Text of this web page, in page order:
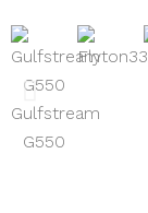
Gulfstream
G550